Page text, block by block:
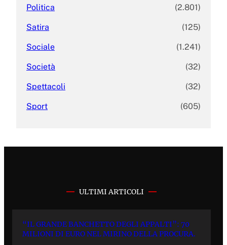
Politica (2.801)
Satira (125)
Sociale (1.241)
Società (32)
Spettacoli (32)
Sport (605)
ULTIMI ARTICOLI
“IL GRANDE BANCHETTO DEGLI APPALTI”: 70
MILIONI DI EURO NEL MIRINO DELLA PROCURA.